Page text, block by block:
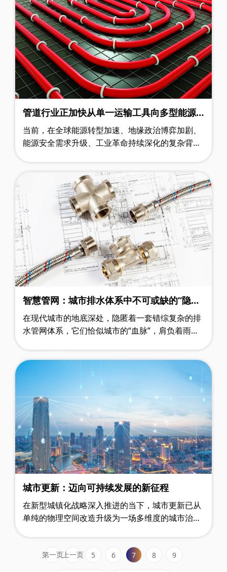
管道行业正加快从单一运输工具向多型能源
枢纽跃迁
当前，在全球能源转型加速、地缘政治博弈加剧、
能源安全需求升级、工业革命持续深化的复杂背景
智慧管网：城市排水体系中不可或缺的“隐形
守护者”
在现代城市的地底深处，隐匿着一套错综复杂的排
水管网体系，它们恰似城市的“血脉”，肩负着雨水
城市更新：迈向可持续发展的新征程
在新型城镇化战略深入推进的当下，城市更新已从
单纯的物理空间改造升级为一场多维度的城市治理
第一页上一页 5 6 7 8 9